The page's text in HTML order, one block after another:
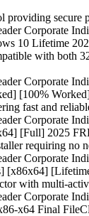
providing secure
Corporate
10 Lifetime
with both
Corporate
[100%
fast and
Corporate
[Full] 2025
requiring no
Corporate
[x86x64]
with multi-
Corporate
x64 Final